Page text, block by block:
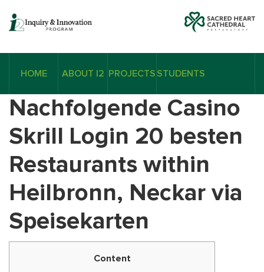
HOME ABOUT I2 PROJECTS STUDENTS
Nachfolgende Casino
Skrill Login 20 besten
Restaurants within
Heilbronn, Neckar via
Speisekarten
Content